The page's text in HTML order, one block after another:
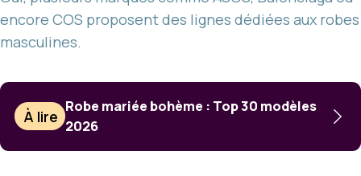
encore COS proposent des lignes dédiées aux robes
masculines.
À lire
Robe mariée bohème : Top 30 modèles
2026